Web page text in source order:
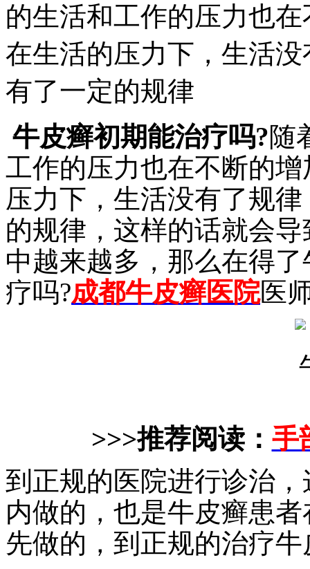
的生活和工作的压力也
在生活的压力下，生活
有了一定的规律
牛皮癣初期能治疗吗?随
工作的压力也在不断的
压力下，生活没有了规
的规律，这样的话就会
中越来越多，那么在得
疗吗?成都牛皮癣医院医
>>>推荐阅读： 手
到正规的医院进行诊治
内做的，也是牛皮癣患
先做的，到正规的治疗